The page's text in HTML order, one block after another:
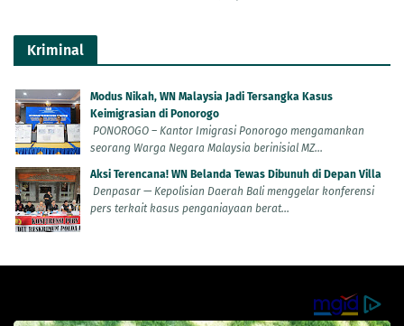
Kriminal
Modus Nikah, WN Malaysia Jadi Tersangka Kasus
Keimigrasian di Ponorogo
PONOROGO – Kantor Imigrasi Ponorogo mengamankan
seorang Warga Negara Malaysia berinisial MZ...
Aksi Terencana! WN Belanda Tewas Dibunuh di Depan Villa
Denpasar — Kepolisian Daerah Bali menggelar konferensi
pers terkait kasus penganiayaan berat...